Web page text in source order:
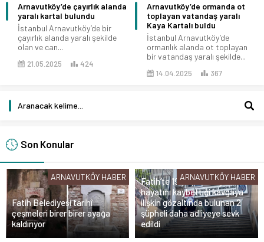
Arnavutköy’de çayırlık alanda
yaralı kartal bulundu
İstanbul Arnavutköy’de bir
çayırlık alanda yaralı şekilde
olan ve can...
21.05.2025 424
Arnavutköy’de ormanda ot
toplayan vatandaş yaralı
Kaya Kartalı buldu
İstanbul Arnavutköy’de
ormanlık alanda ot toplayan
bir vatandaş yaralı şekilde...
14.04.2025 367
Son Konular
ARNAVUTKÖY HABER
Fatih Belediyesi tarihî
çeşmeleri birer birer ayağa
kaldırıyor
ARNAVUTKÖY HABER
Fatih’te 19 yaşındaki gencin
hayatını kaybettiği kavgaya
ilişkin gözaltında bulunan 2
şüpheli daha adliyeye sevk
edildi